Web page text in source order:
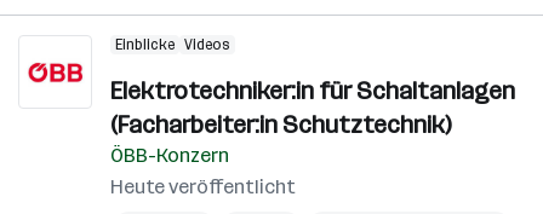
Einblicke Videos
Elektrotechniker:in für Schaltanlagen
(Facharbeiter:in Schutztechnik)
ÖBB-Konzern
Heute veröffentlicht